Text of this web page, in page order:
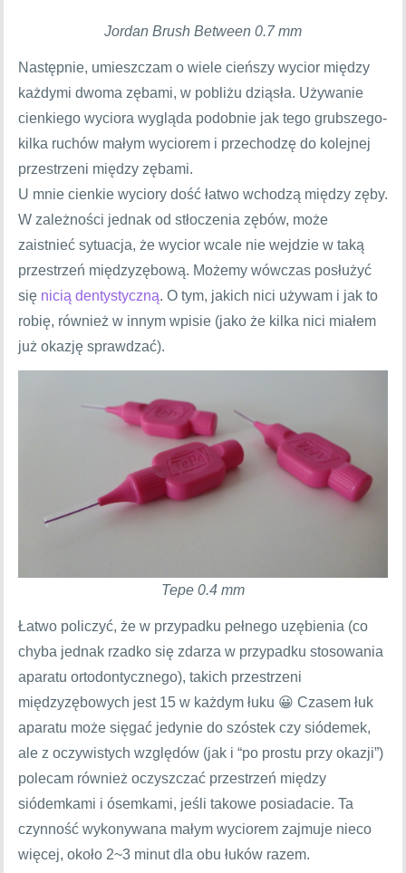
Jordan Brush Between 0.7 mm
Następnie, umieszczam o wiele cieńszy wycior między
każdymi dwoma zębami, w pobliżu dziąsła. Używanie
cienkiego wyciora wygląda podobnie jak tego grubszego-
kilka ruchów małym wyciorem i przechodzę do kolejnej
przestrzeni między zębami.
U mnie cienkie wyciory dość łatwo wchodzą między zęby.
W zależności jednak od stłoczenia zębów, może
zaistnieć sytuacja, że wycior wcale nie wejdzie w taką
przestrzeń międzyzębową. Możemy wówczas posłużyć
się nicią dentystyczną. O tym, jakich nici używam i jak to
robię, również w innym wpisie (jako że kilka nici miałem
już okazję sprawdzać).
Tepe 0.4 mm
Łatwo policzyć, że w przypadku pełnego uzębienia (co
chyba jednak rzadko się zdarza w przypadku stosowania
aparatu ortodontycznego), takich przestrzeni
międzyzębowych jest 15 w każdym łuku 😀 Czasem łuk
aparatu może sięgać jedynie do szóstek czy siódemek,
ale z oczywistych względów (jak i “po prostu przy okazji”)
polecam również oczyszczać przestrzeń między
siódemkami i ósemkami, jeśli takowe posiadacie. Ta
czynność wykonywana małym wyciorem zajmuje nieco
więcej, około 2~3 minut dla obu łuków razem.